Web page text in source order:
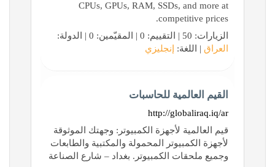
CPUs, GPUs, RAM, SSDs, and more at
competitive prices.
الزيارات: 50 | التقييم: 0 | المقيّمين: 0 | الدولة:
العراق | اللغة: إنجليزي
القيم العالمية للحاسبات
http://globaliraq.iq/ar
قيم العالمية لأجهزة الكمبيوتر: وجهتك الموثوقة
لأجهزة الكمبيوتر المحمولة والمكتبية والطابعات
وجميع ملحقات الكمبيوتر. بغداد – شارع الصناعة